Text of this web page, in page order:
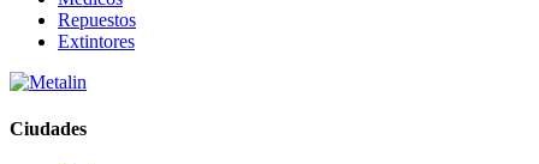
Repuestos
Extintores
Ciudades